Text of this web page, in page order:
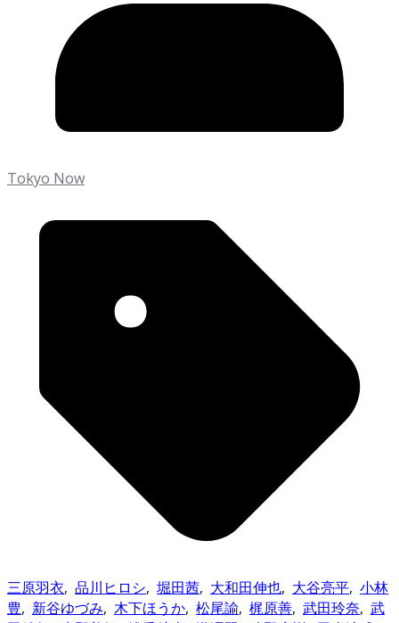
Tokyo Now
三原羽衣, 品川ヒロシ, 堀田茜, 大和田伸也, 大谷亮平, 小林
豊, 新谷ゆづみ, 木下ほうか, 松尾諭, 梶原善, 武田玲奈, 武